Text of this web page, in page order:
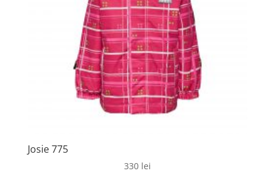
Josie 775
330 lei